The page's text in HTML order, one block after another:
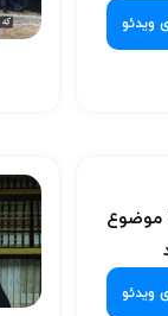
ویدئو
موضوع
ویدئو